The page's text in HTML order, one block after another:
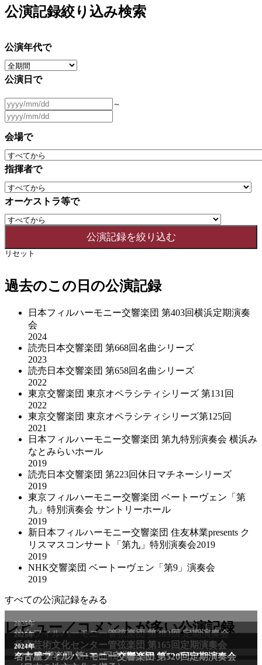
公演記録絞り込み検索
公演年代で
公演日で
～
会場で
指揮者で
オーケストラ等で
リセット
過去のこの日の公演記録
日本フィルハーモニー交響楽団 第403回横浜定期演奏
会
2024
読売日本交響楽団 第668回名曲シリーズ
2023
読売日本交響楽団 第658回名曲シリーズ
2022
東京交響楽団 東京オペラシティシリーズ 第131回
2022
東京交響楽団 東京オペラシティシリーズ第125回
2021
日本フィルハーモニー交響楽団 第九特別演奏会 横浜み
なとみらいホール
2019
読売日本交響楽団 第223回休日マチネーシリーズ
2019
東京フィルハーモニー交響楽団 ベートーヴェン「第
九」特別演奏会 サントリーホール
2019
新日本フィルハーモニー交響楽団 住友林業presents ク
リスマスコンサート「第九」特別演奏会2019
2019
NHK交響楽団 ベートーヴェン「第9」演奏会
2019
すべての公演記録をみる
レビュー／コメントが多い公演記録
2025年
仙台フィルハーモニー管弦楽団 第383回 定期演奏会
2025年
兵庫芸術文化センター管弦楽団 第165回定期演奏会
2011年
NHK交響楽団 第1706回定期公演Aプログラム
2024年
名古屋フィルハーモニー交響楽団 第520回定期演奏会